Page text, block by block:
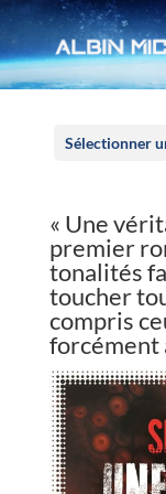
Sélectionner
« Une
premier
tonalités
toucher
compris
forcément
Panneau de gestion